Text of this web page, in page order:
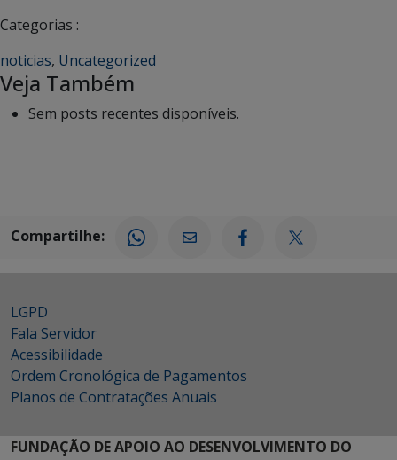
Categorias :
noticias, Uncategorized
Veja Também
Sem posts recentes disponíveis.
Compartilhe:
LGPD
Fala Servidor
Acessibilidade
Ordem Cronológica de Pagamentos
Planos de Contratações Anuais
FUNDAÇÃO DE APOIO AO DESENVOLVIMENTO DO